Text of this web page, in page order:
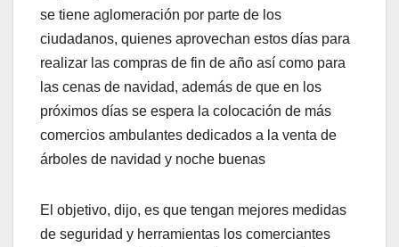
se tiene aglomeración por parte de los
ciudadanos, quienes aprovechan estos días para
realizar las compras de fin de año así como para
las cenas de navidad, además de que en los
próximos días se espera la colocación de más
comercios ambulantes dedicados a la venta de
árboles de navidad y noche buenas
El objetivo, dijo, es que tengan mejores medidas
de seguridad y herramientas los comerciantes